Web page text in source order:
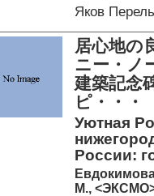
Яков
居心地の
ニー・ノ
建築記念
ピ・・・
Уютная
России:
М.,